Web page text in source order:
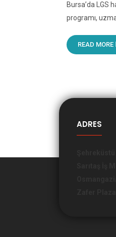
Bursa’da LGS
programı,
READ MORE
ADRES